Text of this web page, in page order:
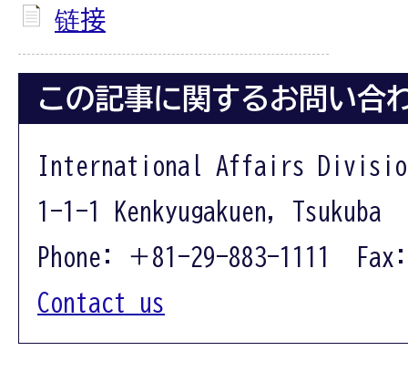
链接
この記事に関するお問い合
International Affairs
1-1-1 Kenkyugakuen, Tsukuba
Phone: ＋81-29-883-1111
Contact us